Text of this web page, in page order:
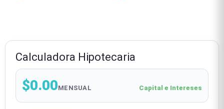
Calculadora Hipotecaria
$0.00MENSUAL Capital e Intereses